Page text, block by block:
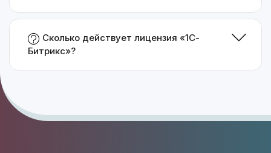
Сколько действует лицензия «1С-
Битрикс»?